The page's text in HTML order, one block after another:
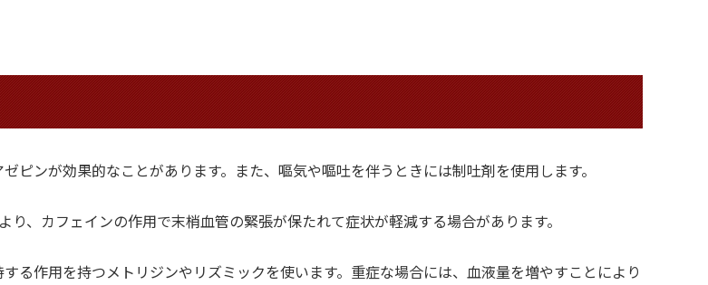
ンが効果的なことがあります。また、嘔気や嘔吐を伴うときには制吐剤を使用します。
、カフェインの作用で末梢血管の緊張が保たれて症状が軽減する場合があります。
る作用を持つメトリジンやリズミックを使います。重症な場合には、血液量を増やすことにより